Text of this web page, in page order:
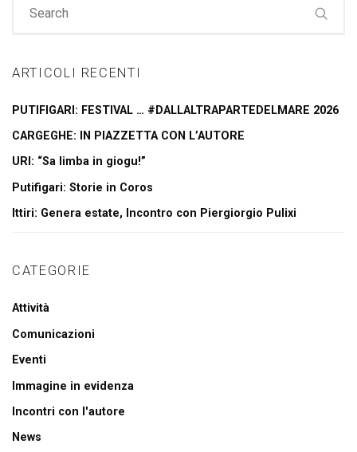
ARTICOLI RECENTI
PUTIFIGARI: FESTIVAL … #DALLALTRAPARTEDELMARE 2026
CARGEGHE: IN PIAZZETTA CON L’AUTORE
URI: “Sa limba in giogu!”
Putifigari: Storie in Coros
Ittiri: Genera estate, Incontro con Piergiorgio Pulixi
CATEGORIE
Attività
Comunicazioni
Eventi
Immagine in evidenza
Incontri con l'autore
News